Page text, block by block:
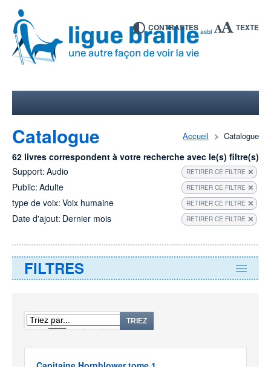
CONTRASTES TEXTE
Accueil Catalogue
Catalogue
62 livres correspondent à votre recherche avec le(s) filtre(s)
Support: Audio RETIRER CE FILTRE
Public: Adulte RETIRER CE FILTRE
type de voix: Voix humaine RETIRER CE FILTRE
Date d'ajout: Dernier mois RETIRER CE FILTRE
FILTRES
1 TRIEZ